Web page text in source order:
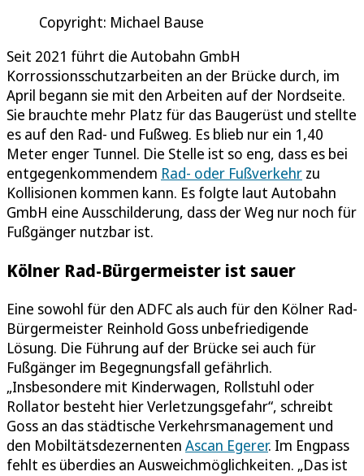
Copyright: Michael Bause
Seit 2021 führt die Autobahn GmbH
Korrossionsschutzarbeiten an der Brücke durch, im
April begann sie mit den Arbeiten auf der Nordseite.
Sie brauchte mehr Platz für das Baugerüst und stellte
es auf den Rad- und Fußweg. Es blieb nur ein 1,40
Meter enger Tunnel. Die Stelle ist so eng, dass es bei
entgegenkommendem Rad- oder Fußverkehr zu
Kollisionen kommen kann. Es folgte laut Autobahn
GmbH eine Ausschilderung, dass der Weg nur noch für
Fußgänger nutzbar ist.
Kölner Rad-Bürgermeister ist sauer
Eine sowohl für den ADFC als auch für den Kölner Rad-
Bürgermeister Reinhold Goss unbefriedigende
Lösung. Die Führung auf der Brücke sei auch für
Fußgänger im Begegnungsfall gefährlich.
„Insbesondere mit Kinderwagen, Rollstuhl oder
Rollator besteht hier Verletzungsgefahr“, schreibt
Goss an das städtische Verkehrsmanagement und
den Mobiltätsdezernenten Ascan Egerer. Im Engpass
fehlt es überdies an Ausweichmöglichkeiten. „Das ist